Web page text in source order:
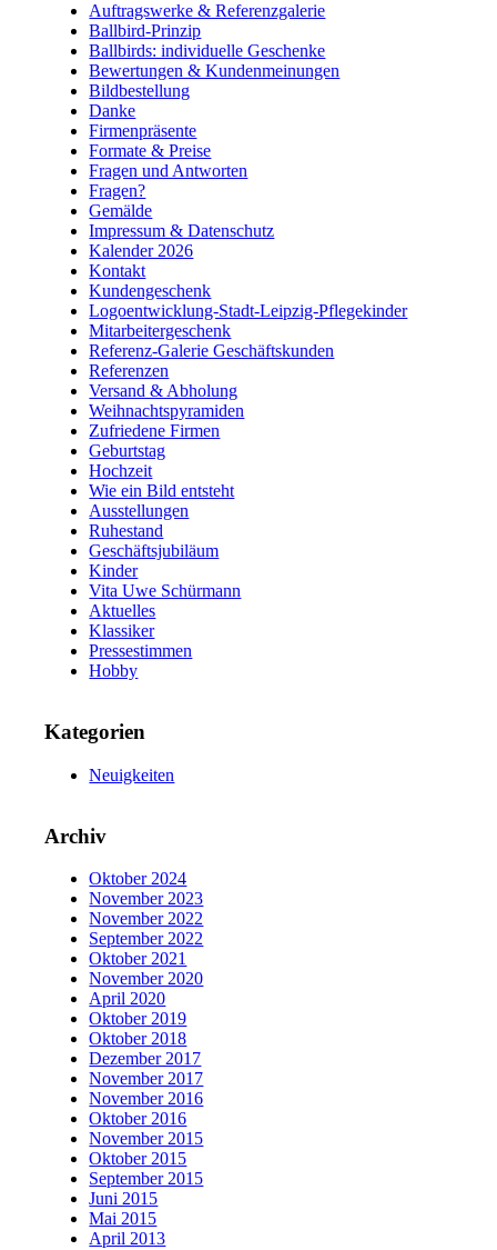
Auftragswerke & Referenzgalerie
Ballbird-Prinzip
Ballbirds: individuelle Geschenke
Bewertungen & Kundenmeinungen
Bildbestellung
Danke
Firmenpräsente
Formate & Preise
Fragen und Antworten
Fragen?
Gemälde
Impressum & Datenschutz
Kalender 2026
Kontakt
Kundengeschenk
Logoentwicklung-Stadt-Leipzig-Pflegekinder
Mitarbeitergeschenk
Referenz-Galerie Geschäftskunden
Referenzen
Versand & Abholung
Weihnachtspyramiden
Zufriedene Firmen
Geburtstag
Hochzeit
Wie ein Bild entsteht
Ausstellungen
Ruhestand
Geschäftsjubiläum
Kinder
Vita Uwe Schürmann
Aktuelles
Klassiker
Pressestimmen
Hobby
Kategorien
Neuigkeiten
Archiv
Oktober 2024
November 2023
November 2022
September 2022
Oktober 2021
November 2020
April 2020
Oktober 2019
Oktober 2018
Dezember 2017
November 2017
November 2016
Oktober 2016
November 2015
Oktober 2015
September 2015
Juni 2015
Mai 2015
April 2013